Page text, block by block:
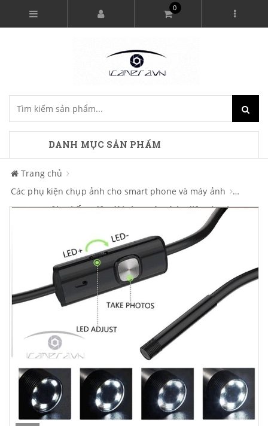
0
DANH MỤC SẢN PHẨM
Trang chủ
Các phụ kiện chụp ảnh cho smart phone và máy ảnh
Camera nội soi ống dây dài cho máy tính, điện thoại